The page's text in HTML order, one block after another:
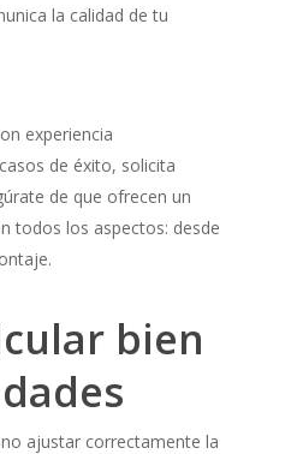
la calidad de tu
experiencia
de éxito, solicita
de que ofrecen un
todos los aspectos: desde
bien
ajustar correctamente la